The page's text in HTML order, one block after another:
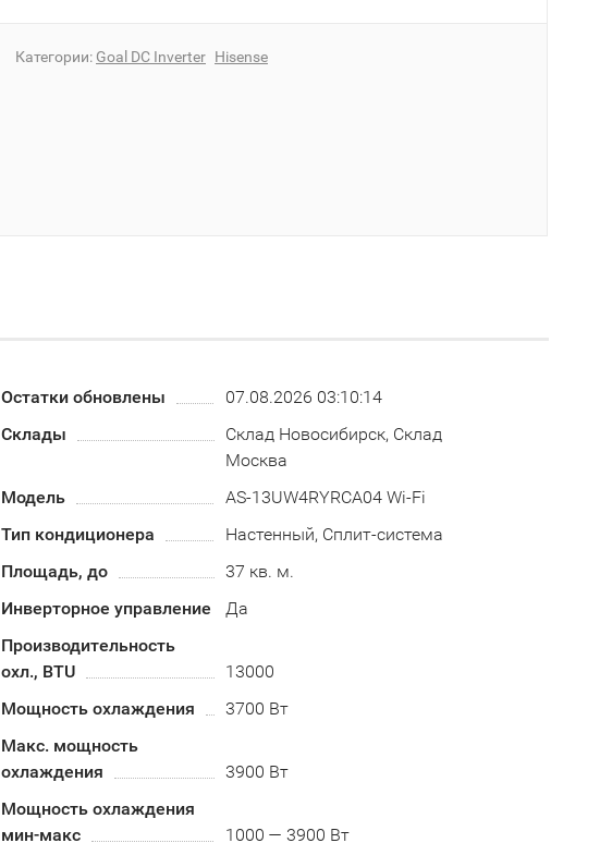
Категории: Goal DC Inverter Hisense
Остатки обновлены
07.08.2026 03:10:14
Склады
Склад Новосибирск, Склад
Москва
Модель
AS-13UW4RYRCA04 Wi-Fi
Тип кондиционера
Настенный, Сплит-система
Площадь, до
37 кв. м.
Инверторное управление
Да
Производительность
охл., BTU
13000
Мощность охлаждения
3700 Вт
Макс. мощность
охлаждения
3900 Вт
Мощность охлаждения
мин-макс
1000 — 3900 Вт